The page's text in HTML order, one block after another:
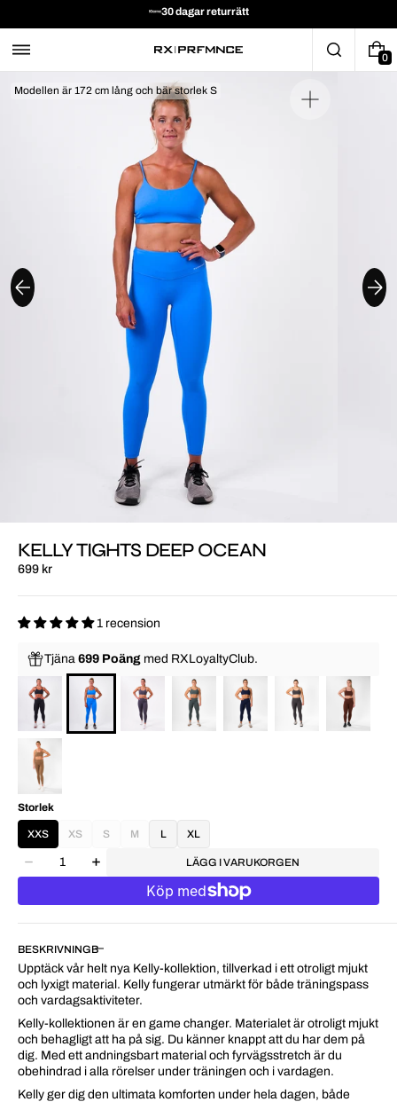
30 dagar returrätt
0
Modellen är 172 cm lång och bär storlek S
KELLY TIGHTS DEEP OCEAN
699 kr
1 recension
Tjäna 699 Poäng med RXLoyaltyClub.
Storlek
XXS XS S M L XL
LÄGG I VARUKORGEN
BESKRIVNING
Upptäck vår helt nya Kelly-kollektion, tillverkad i ett otroligt mjukt
och lyxigt material. Kelly fungerar utmärkt för både träningspass
och vardagsaktiviteter.
Kelly-kollektionen är en game changer. Materialet är otroligt mjukt
och behagligt att ha på sig. Du känner knappt att du har dem på
dig. Med ett andningsbart material och fyrvägsstretch är du
obehindrad i alla rörelser under träningen och i vardagen.
Kelly ger dig den ultimata komforten under hela dagen, både